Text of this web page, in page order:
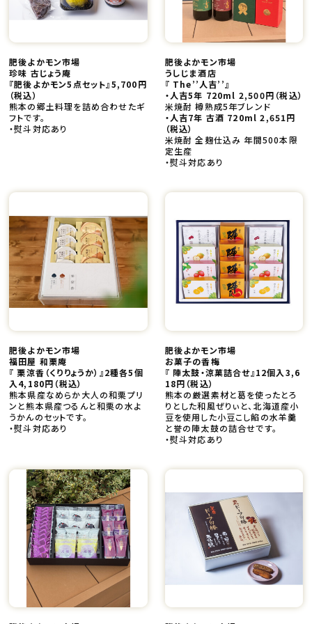
肥後よかモン市場
珍味 古じょう庵
『肥後よかモン5点セット』5,700円
（税込）
熊本の郷土料理を詰め合わせたギ
フトです。
・熨斗対応あり
肥後よかモン市場
うしじま酒店
『 The’’人吉’’』
・人吉5年 720ml 2,500円 （税込）
米焼酎 樽熟成5年ブレンド
・人吉7年 古酒 720ml 2,651円
（税込）
米焼酎 全麹仕込み 年間500本限
定生産
・熨斗対応あり
肥後よかモン市場
福田屋 和栗庵
『 栗涼香（くりりょうか）』2種各5個
入4,180円 （税込）
熊本県産なめらか大人の和栗プリ
ンと熊本県産つるんと和栗の水よ
うかんのセットです。
・熨斗対応あり
肥後よかモン市場
お菓子の香梅
『 陣太鼓・涼菓詰合せ』12個入3,6
18円 （税込）
熊本の厳選素材と葛を使ったとろ
りとした和風ぜりぃと、北海道産小
豆を使用した小豆こし餡の水羊羹
と誉の陣太鼓の詰合せです。
・熨斗対応あり